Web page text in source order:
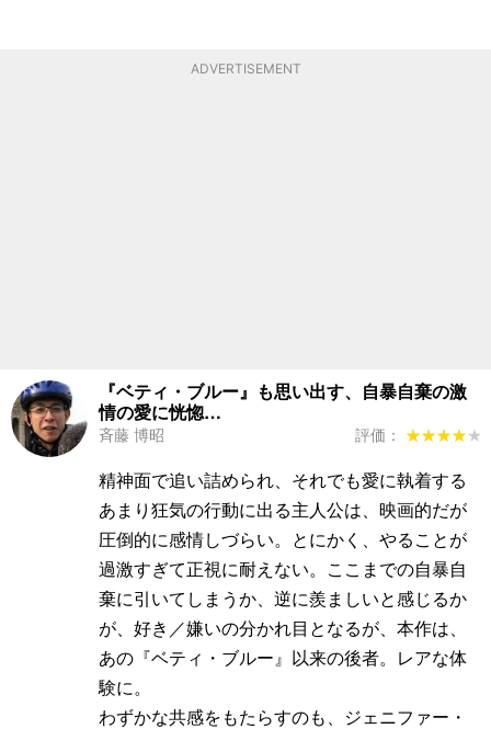
ADVERTISEMENT
『ベティ・ブルー』も思い出す、自暴自棄の激
情の愛に恍惚…
斉藤 博昭 評価： ★★★★★
★★★★★
精神面で追い詰められ、それでも愛に執着する
あまり狂気の行動に出る主人公は、映画的だが
圧倒的に感情しづらい。とにかく、やることが
過激すぎて正視に耐えない。ここまでの自暴自
棄に引いてしまうか、逆に羨ましいと感じるか
が、好き／嫌いの分かれ目となるが、本作は、
あの『ベティ・ブルー』以来の後者。レアな体
験に。
わずかな共感をもたらすのも、ジェニファー・